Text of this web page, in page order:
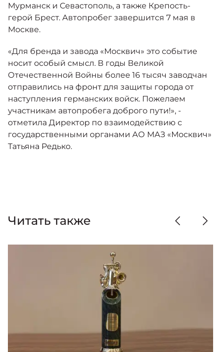
Мурманск и Севастополь, а также Крепость-
герой Брест. Автопробег завершится 7 мая в
Москве.
«Для бренда и завода «Москвич» это событие
носит особый смысл. В годы Великой
Отечественной Войны более 16 тысяч заводчан
отправились на фронт для защиты города от
наступления германских войск. Пожелаем
участникам автопробега доброго пути!», -
отметила Директор по взаимодействию с
государственными органами АО МАЗ «Москвич»
Татьяна Редько.
Читать также